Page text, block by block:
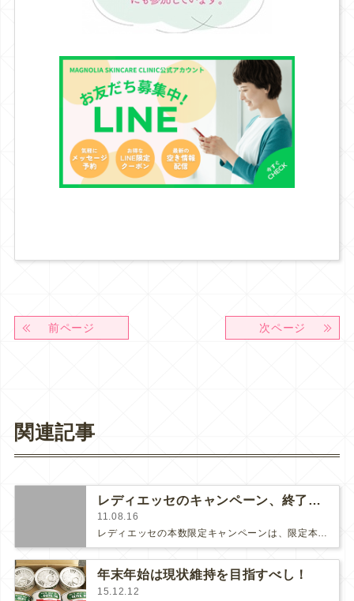
前ページ 次ページ
関連記事
レディエッセのキャンペーン、終了しました！
11.08.16
レディエッセの本数限定キャンペーンは、限定本数に達しましたので、本日で終了させて頂きました。既にご予約頂いている方はキャンペー…
年末年始は現状維持を目指すべし！
15.12.12